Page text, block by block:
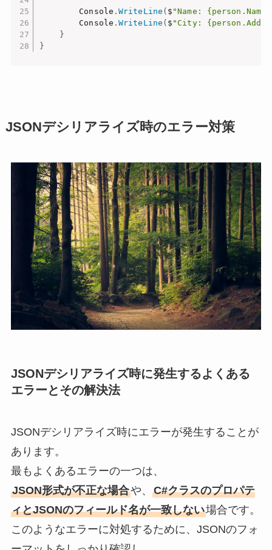
        Console
.WriteLine ( $ "Name:
        Console
.WriteLine ( $ "City:
}
}
JSONデシリアライズ時のエラー対策
JSONデシリアライズ時に発生するよくある
エラーとその解決法
JSONデシリアライズ時にエラーが発生することが
あります。
最もよくあるエラーの一つは、
JSON形式が不正な場合や、 C#クラスのプロパテ
ィとJSONのフィールド名が一致しない場合です。
このようなエラーに対処するために、JSONのフォ